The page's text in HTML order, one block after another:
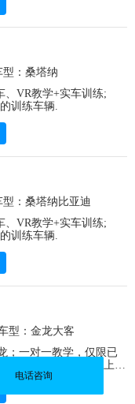
型：桑塔纳
、VR教学+实车训练;
训练车辆.
型：桑塔纳比亚迪
、VR教学+实车训练;
训练车辆.
型：金龙大客
；一对一教学，仅限已
A3两年、B2三年以上的
的车辆。
电话咨询